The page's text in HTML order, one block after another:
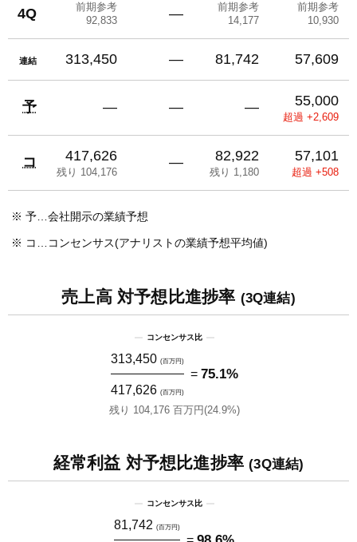
4Q
前期参考
92,833
―
前期参考
14,177
前期参考
10,930
連結 313,450 ― 81,742 57,609
予 ― ― ― 55,000
超過 +2,609
コ 417,626
残り 104,176
― 82,922
残り 1,180
57,101
超過 +508
※ 予…会社開示の業績予想
※ コ…コンセンサス(アナリストの業績予想平均値)
売上高 対予想比進捗率 (3Q連結)
コンセンサス比
313,450 (百万円)
= 75.1%
417,626 (百万円)
残り 104,176 百万円(24.9%)
経常利益 対予想比進捗率(3Q連結)
コンセンサス比
81,742 (百万円)